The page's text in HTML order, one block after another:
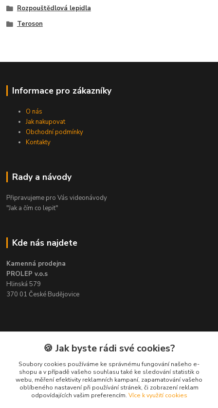
Rozpouštědlová lepidla
Teroson
Informace pro zákazníky
O nás
Jak nakupovat
Obchodní podmínky
Kontakty
Rady a návody
Připravujeme pro Vás videonávody
"Jak a čím co lepit"
Kde nás najdete
Kamenná prodejna
PROLEP v.o.s
Hlinská 579
370 01 České Budějovice
Kontakt
Pavel Šedivý
+420 602 148 895
Pracovní doba PO - PÁ: 8,00-16,30
🍪 Jak byste rádi své cookies?
Soubory cookies používáme ke správnému fungování našeho e-
shopu a v případě vašeho souhlasu také ke sledování statistik o
webu, měření efektivity reklamních kampaní, zapamatování vašeho
oblíbeného nastavení při používání stránek, či zobrazení reklam
odpovídajících vašim preferencím. Více k využití cookies